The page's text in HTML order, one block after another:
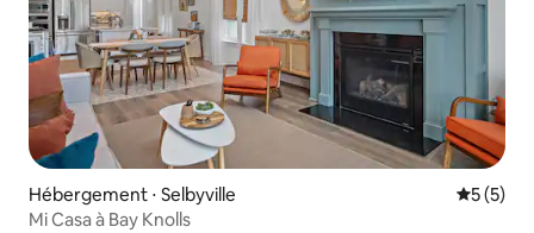
Hébergement ⋅ Selbyville
5 (5)
Mi Casa à Bay Knolls